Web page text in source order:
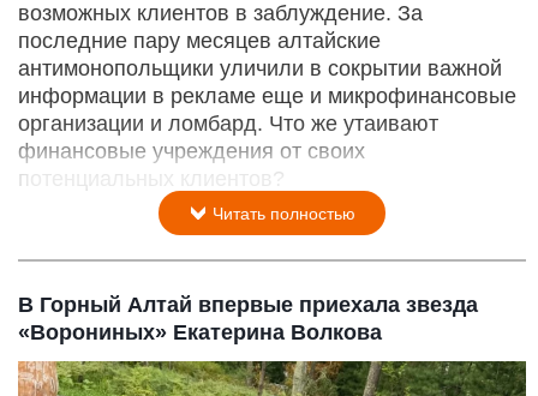
возможных клиентов в заблуждение. За
последние пару месяцев алтайские
антимонопольщики уличили в сокрытии важной
информации в рекламе еще и микрофинансовые
организации и ломбард. Что же утаивают
финансовые учреждения от своих
потенциальных клиентов?
Читать полностью
В Горный Алтай впервые приехала звезда
«Ворониных» Екатерина Волкова